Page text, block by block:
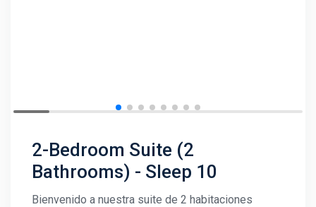
2-Bedroom Suite (2
Bathrooms) - Sleep 10
Bienvenido a nuestra suite de 2 habitaciones